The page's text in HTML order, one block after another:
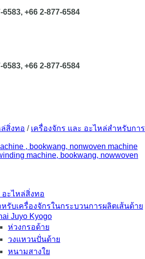
6583, +66 2-877-6584
6583, +66 2-877-6584
ล่สิ่งทอ / เครื่องจักร และ อะไหล่สำหรับกา
อะไหล่สิ่งทอ
รับเครื่องจักรในกระบวนการผลิตเส้นด้าย
Juyo Kyogo
ห่วงกรอด้าย
วงแหวนปั่นด้าย
หนามสางใย